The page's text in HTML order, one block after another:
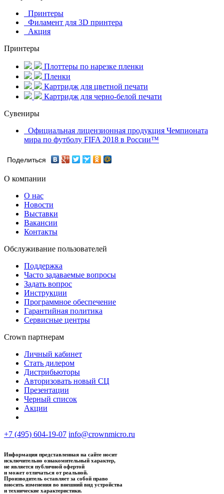
Принтеры
Филамент для 3D принтера
Акция
Принтеры
Плоттеры по нарезке пленки
Пленки
Картридж для цветной печати
Картридж для черно-белой печати
Сувениры
Официальная лицензионная продукция Чемпионата
мира по футболу FIFA 2018 в России™
Поделиться
О компании
О нас
Новости
Выставки
Вакансии
Контакты
Обслуживание пользователей
Поддержка
Часто задаваемые вопросы
Задать вопрос
Инструкции
Программное обеспечение
Гарантийная политика
Сервисные центры
Crown партнерам
Личный кабинет
Стать дилером
Дистрибьюторы
Авторизовать новый СЦ
Презентации
Черный список
Акции
+7 (495) 604-19-07 info@crownmicro.ru
Информация представленная на сайте носит
исключительно ознакомительный характер,
не является публичной офертой
и может отличаться от реальной.
Производитель оставляет за собой право
вносить изменения во внешний вид устройства
и технические характеристики.